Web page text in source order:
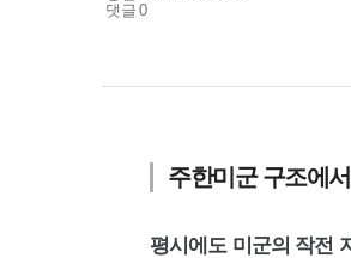
명
댓글 0
주한미군 구조에
평시에도 미군의 작전